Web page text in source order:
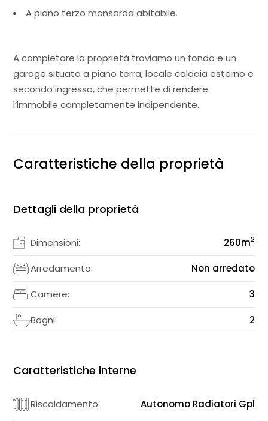
A piano terzo mansarda abitabile.
A completare la proprietà troviamo un fondo e un
garage situato a piano terra, locale caldaia esterno e
secondo ingresso, che permette di rendere
l’immobile completamente indipendente.
Caratteristiche della proprietà
Dettagli della proprietà
Dimensioni: 260m2
Arredamento: Non arredato
Camere: 3
Bagni: 2
Caratteristiche interne
Riscaldamento: Autonomo Radiatori Gpl